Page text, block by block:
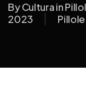
ByCultura in
2023
Pillole